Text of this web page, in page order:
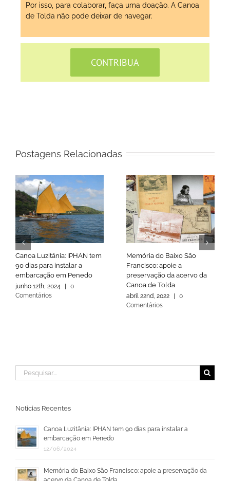
Por isso, para colaborar, faça uma doação. A Canoa
de Tolda não pode deixar de navegar.
CONTRIBUA
Postagens Relacionadas
Canoa Luzitânia: IPHAN tem
90 dias para instalar a
embarcação em Penedo
junho 12th, 2024 |
0
Comentários
Memória do Baixo São
Francisco: apoie a
preservação da acervo da
Canoa de Tolda
abril 22nd, 2022 |
0
Comentários
Buscar
resultados
Notícias Recentes
Canoa Luzitânia: IPHAN tem 90 dias para instalar a
embarcação em Penedo
12/06/2024
Memória do Baixo São Francisco: apoie a preservação da